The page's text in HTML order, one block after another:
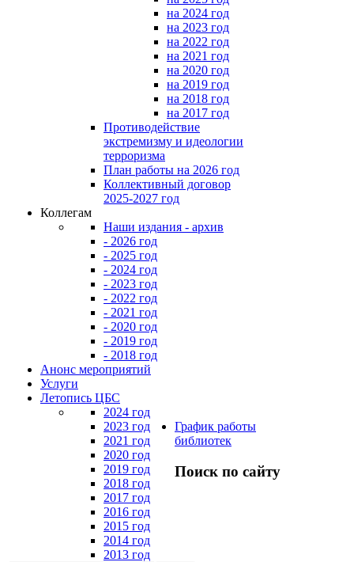
на 2024 год
на 2023 год
на 2022 год
на 2021 год
на 2020 год
на 2019 год
на 2018 год
на 2017 год
Противодействие
экстремизму и идеологии
терроризма
План работы на 2026 год
Коллективный договор
2025-2027 год
Коллегам
Наши издания - архив
- 2026 год
- 2025 год
- 2024 год
- 2023 год
- 2022 год
- 2021 год
- 2020 год
- 2019 год
- 2018 год
Анонс мероприятий
Услуги
Летопись ЦБС
2024 год
2023 год
2021 год
2020 год
2019 год
2018 год
2017 год
2016 год
2015 год
2014 год
2013 год
График работы
библиотек
Поиск по сайту